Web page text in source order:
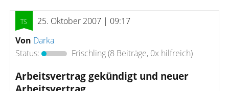
25. Oktober 2007 | 09:17
Von Darka
Status:
Frischling(8 Beiträge, 0x hilfreich)
Arbeitsvertrag gekündigt und neuer